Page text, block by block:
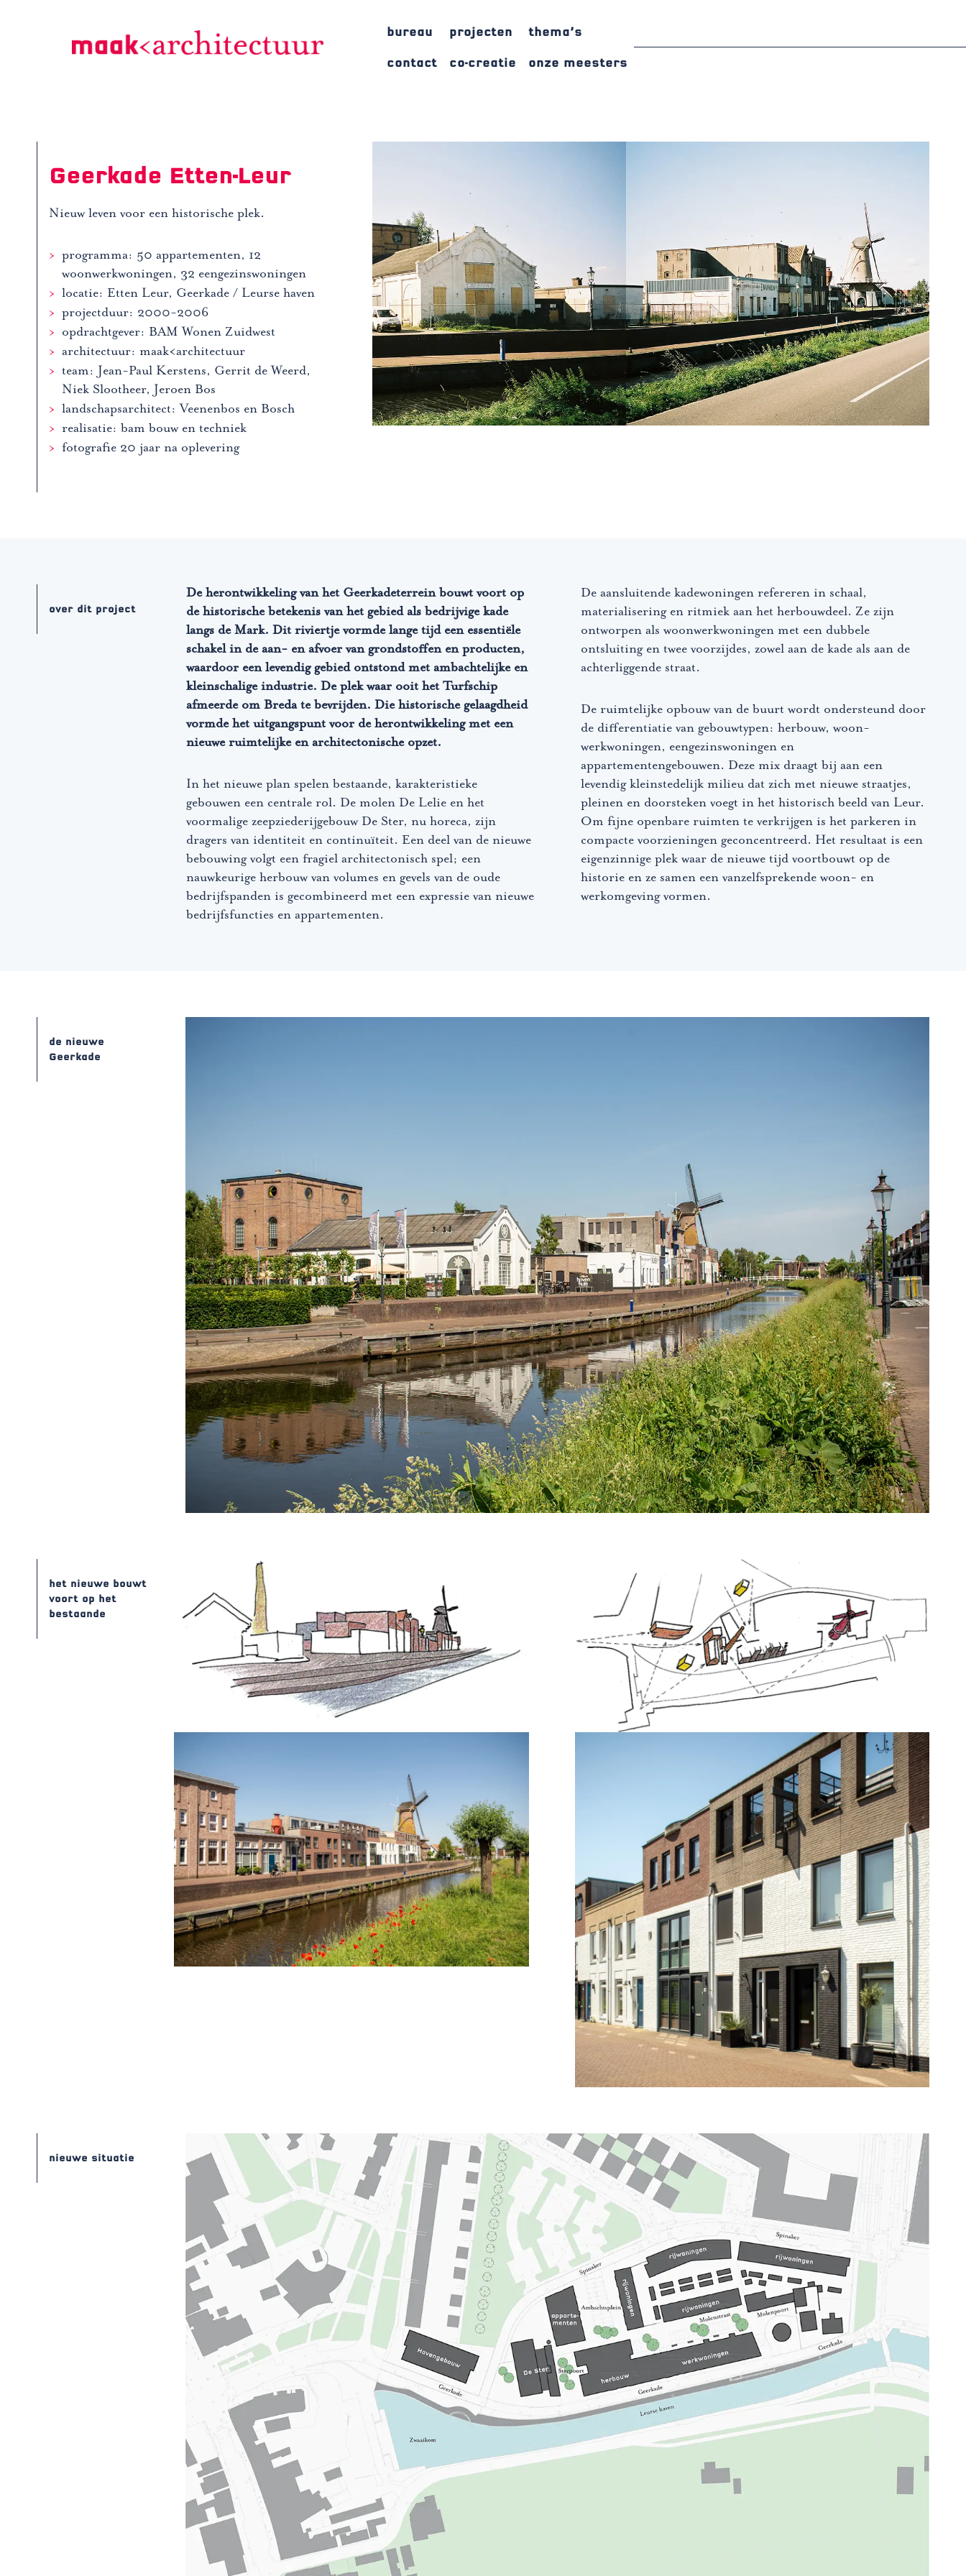
bureau
contact
projecten
co-creatie
thema’s
onze meesters
Geerkade Etten-Leur
Nieuw leven voor een historische plek.
programma: 50 appartementen, 12
woonwerkwoningen, 32 eengezinswoningen
locatie: Etten Leur, Geerkade / Leurse haven
projectduur: 2000-2006
opdrachtgever: BAM Wonen Zuidwest
architectuur: maak<architectuur
team: Jean-Paul Kerstens, Gerrit de Weerd,
Niek Slootheer, Jeroen Bos
landschapsarchitect: Veenenbos en Bosch
realisatie: bam bouw en techniek
fotografie 20 jaar na oplevering
over dit project
De herontwikkeling van het Geerkadeterrein bouwt voort op
de historische betekenis van het gebied als bedrijvige kade
langs de Mark. Dit riviertje vormde lange tijd een essentiële
schakel in de aan- en afvoer van grondstoffen en producten,
waardoor een levendig gebied ontstond met ambachtelijke en
kleinschalige industrie. De plek waar ooit het Turfschip
afmeerde om Breda te bevrijden. Die historische gelaagdheid
vormde het uitgangspunt voor de herontwikkeling met een
nieuwe ruimtelijke en architectonische opzet.
In het nieuwe plan spelen bestaande, karakteristieke
gebouwen een centrale rol. De molen De Lelie en het
voormalige zeepziederijgebouw De Ster, nu horeca, zijn
dragers van identiteit en continuïteit. Een deel van de nieuwe
bebouwing volgt een fragiel architectonisch spel; een
nauwkeurige herbouw van volumes en gevels van de oude
bedrijfspanden is gecombineerd met een expressie van nieuwe
bedrijfsfuncties en appartementen.
De aansluitende kadewoningen refereren in schaal,
materialisering en ritmiek aan het herbouwdeel. Ze zijn
ontworpen als woonwerkwoningen met een dubbele
ontsluiting en twee voorzijdes, zowel aan de kade als aan de
achterliggende straat.
De ruimtelijke opbouw van de buurt wordt ondersteund door
de differentiatie van gebouwtypen: herbouw, woon-
werkwoningen, eengezinswoningen en
appartementengebouwen. Deze mix draagt bij aan een
levendig kleinstedelijk milieu dat zich met nieuwe straatjes,
pleinen en doorsteken voegt in het historisch beeld van Leur.
Om fijne openbare ruimten te verkrijgen is het parkeren in
compacte voorzieningen geconcentreerd. Het resultaat is een
eigenzinnige plek waar de nieuwe tijd voortbouwt op de
historie en ze samen een vanzelfsprekende woon- en
werkomgeving vormen.
de nieuwe
Geerkade
het nieuwe bouwt
voort op het
bestaande
nieuwe situatie